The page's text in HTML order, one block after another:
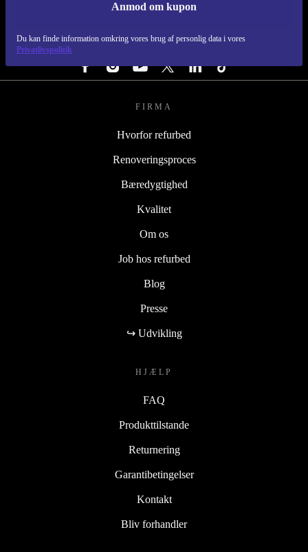
Anmod om kupon
Du kan finde information omkring vores brug af personlig data i vores
Privatlivspolitik
REFURBED DANMARK - RETHINK NEW.
FØLG OS
FIRMA
Hvorfor refurbed
Renoveringsproces
Bæredygtighed
Kvalitet
Om os
Job hos refurbed
Blog
Presse
↪ Udvikling
HJÆLP
FAQ
Produkttilstande
Returnering
Garantibetingelser
Kontakt
Bliv forhandler